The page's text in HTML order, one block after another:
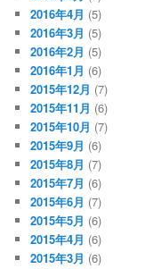
2016年4月 (5)
2016年3月 (5)
2016年2月 (5)
2016年1月 (6)
2015年12月 (7)
2015年11月 (6)
2015年10月 (7)
2015年9月 (6)
2015年8月 (7)
2015年7月 (6)
2015年6月 (7)
2015年5月 (6)
2015年4月 (6)
2015年3月 (6)